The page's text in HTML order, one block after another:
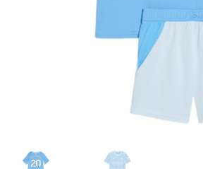
Zaključek nakupa